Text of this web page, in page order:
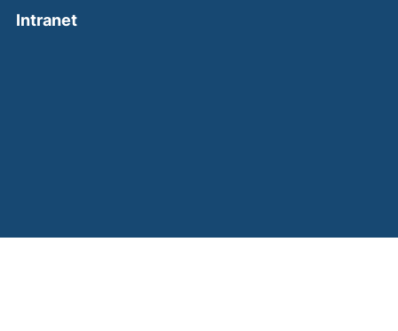
Intranet(external link, opens in a new window)